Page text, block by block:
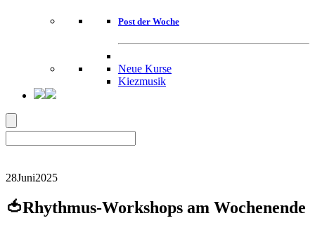
Post der Woche
Neue Kurse
Kiezmusik
28Juni2025
🍅Rhythmus-Workshops am Wochenende